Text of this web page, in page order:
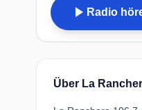
play_arrow Radio
Über La